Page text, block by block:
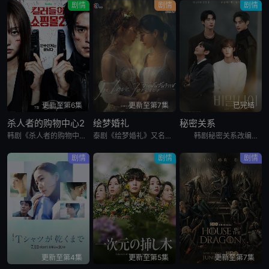
剧情
更新至第6集
杀人者的购物中心2
韩剧《杀人者的购物中心2》又名：A Shop for Killers S2,A Shop for Killers Season 2,킬러들의 쇼핑몰2，讲述了：购物中心即将重新开张！郑进湾（李栋旭 饰
剧情
更新至第7集
绘梦婚礼
泰剧《绘梦婚礼》又名：In Love Forever,In Love Forever The Series,วาดฝันวันวิวาห์，讲述了：被欢笑、笑容和祝福环绕的婚礼仅仅是爱情生活的起点。未
剧情
已完结
秘密关系
韩剧秘密关系改编自同名漫画。多温聪明机灵、足智多谋，努力摆脱贫困。但他的吝啬行为却惹恼了同事成贤，成贤讨厌他。在与自己贫困的父母发生冲突后，多温突然与成贤的关系越来越亲密，同时也在平衡着对前任导师
剧情
更新至第4集
剧情
更新至第5集
剧情
更新至第7集